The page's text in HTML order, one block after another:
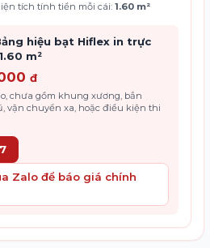
tích tính tiền mỗi cái: 1.60m²
hiệu bạt Hiflex in trực
1.60 m²
đ
chưa gồm khung xương, bắn
vận chuyển xa, hoặc điều kiện thi
Zalo để báo giá chính